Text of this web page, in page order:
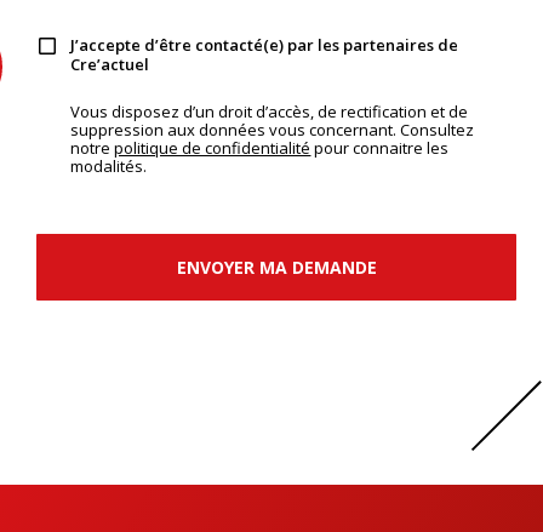
J’accepte d’être contacté(e) par les partenaires de
Cre’actuel
Vous disposez d’un droit d’accès, de rectification et de
suppression aux données vous concernant. Consultez
notrepolitique de confidentialité pour connaitre les
modalités.
ENVOYER MA DEMANDE